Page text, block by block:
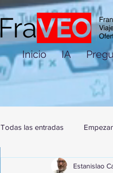
Inicio IA
Todas las entradas
Estanislao